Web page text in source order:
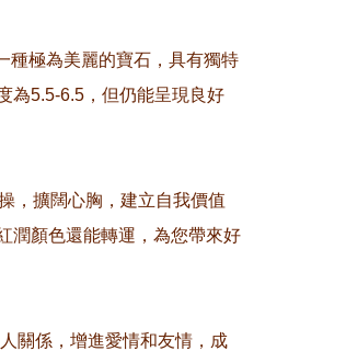
種極為美麗的寶石，具有獨特
為5.5-6.5，但仍能呈現良好
，擴闊心胸，建立自我價值
潤顏色還能轉運，為您帶來好
關係，增進愛情和友情，成